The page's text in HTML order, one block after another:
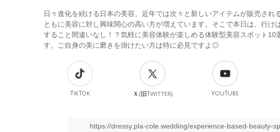
日々進化を続ける日本の美容。近年では次々と新しいアイテムが販売され
ともに美容に対し興味関心の高い方が増えています。そこで本日は、行け
すること間違いなし！？気軽に美容体験が楽しめる体験型美容スポット10
す。ご自身の美に磨きを掛けたい方は特に必見ですよ◎
TikTok Ｘ(旧Twitter) YouTube
https://dressy.pla-cole.wedding/experience-based-beauty-